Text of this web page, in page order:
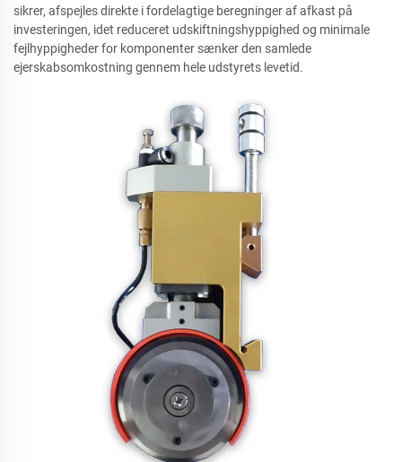
sikrer, afspejles direkte i fordelagtige beregninger af afkast på
investeringen, idet reduceret udskiftningshyppighed og minimale
fejlhyppigheder for komponenter sænker den samlede
ejerskabsomkostning gennem hele udstyrets levetid.